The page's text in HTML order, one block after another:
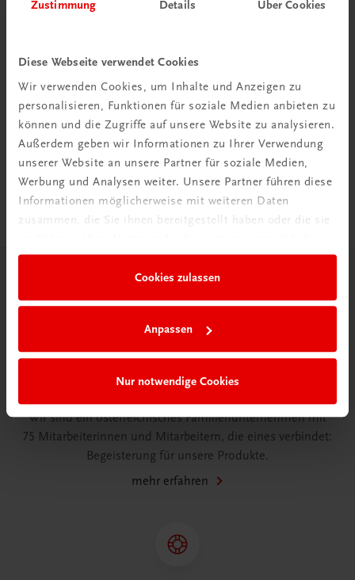
Zustimmung Details Über Cookies
Diese Webseite verwendet Cookies
Wir verwenden Cookies, um Inhalte und Anzeigen zu
personalisieren, Funktionen für soziale Medien anbieten zu
können und die Zugriffe auf unsere Website zu analysieren.
Außerdem geben wir Informationen zu Ihrer Verwendung
unserer Website an unsere Partner für soziale Medien,
Werbung und Analysen weiter. Unsere Partner führen diese
Informationen möglicherweise mit weiteren Daten
zusammen, die Sie ihnen bereitgestellt haben oder die sie
Cookies zulassen
Anpassen
Nur notwendige Cookies
Rabattcode erhalten
Newsletter abonnieren
& Versandkosten sparen
Jetzt anmelden
Herzlich willkommen bei TRAUNER!
Wir sind ein österreichisches Familienunternehmen mit
75 Mitarbeiterinnen und Mitarbeitern, die eines verbindet:
Begeisterung für unsere Produkte.
mehr erfahren